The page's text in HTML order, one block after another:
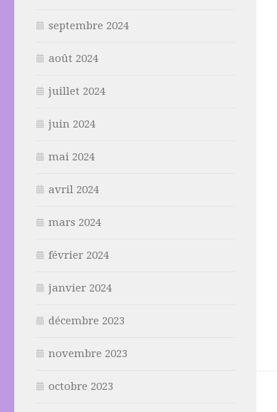
septembre 2024
août 2024
juillet 2024
juin 2024
mai 2024
avril 2024
mars 2024
février 2024
janvier 2024
décembre 2023
novembre 2023
octobre 2023